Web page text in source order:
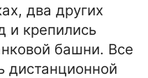
два других
и крепились
башни. Все
дистанционной